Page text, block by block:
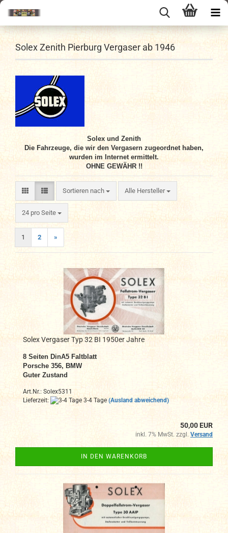
Solex Zenith Pierburg Vergaser ab 1946
Solex und Zenith
Die Fahrzeuge, die wir den Vergasern zugeordnet haben,
wurden im Internet ermittelt.
OHNE GEWÄHR !!
Sortieren nach
Sortieren nach Alle Hersteller
24 pro Seite
pro Seite
1 2 »
Solex Vergaser Typ 32 BI 1950er Jahre
8 Seiten DinA5 Faltblatt
Porsche 356, BMW
Guter Zustand
Art.Nr.: Solex5311
Lieferzeit:
3-4 Tage (Ausland abweichend)
50,00 EUR
inkl. 7% MwSt. zzgl. Versand
IN DEN WARENKORB